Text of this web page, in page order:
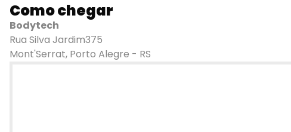
Como chegar
Bodytech
Rua Silva Jardim375
Mont'Serrat, Porto Alegre - RS